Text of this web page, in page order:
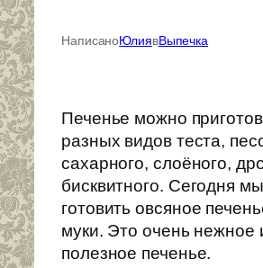
НаписаноЮлиявВыпечка
Печенье можно
разных видов теста,
сахарного, слоёного,
бисквитного. Сегодня
готовить овсяное
муки. Это очень нежное
полезное печенье.